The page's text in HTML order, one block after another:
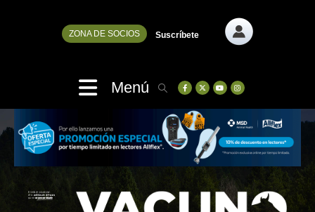
ZONA DE SOCIOS Suscríbete
Menú